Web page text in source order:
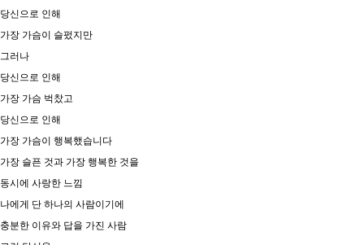
당신으로 인해
가장 가슴이 슬펐지만
그러나
당신으로 인해
가장 가슴 벅찼고
당신으로 인해
가장 가슴이 행복했습니다
가장 슬픈 것과 가장 행복한 것을
동시에 사랑한 느낌
나에게 단 하나의 사람이기에
충분한 이유와 답을 가진 사람